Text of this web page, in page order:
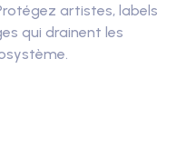
artistes, labels
qui drainent les